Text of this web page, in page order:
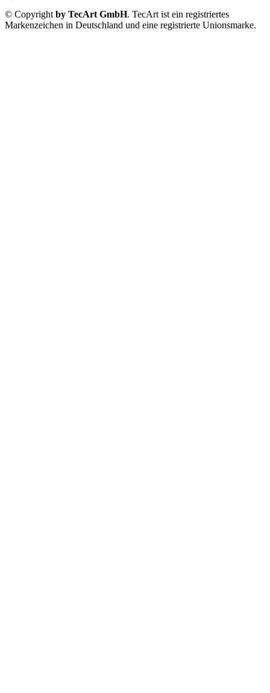
© Copyright by TecArt GmbH. TecArt ist ein registriertes
Markenzeichen in Deutschland und eine registrierte Unionsmarke.